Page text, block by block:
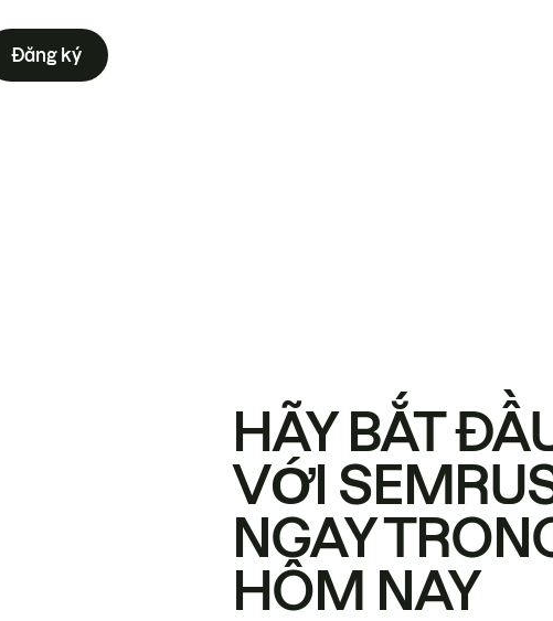
Đăng ký
HÃY BẮT
VỚI
NGAY
HÔM NAY